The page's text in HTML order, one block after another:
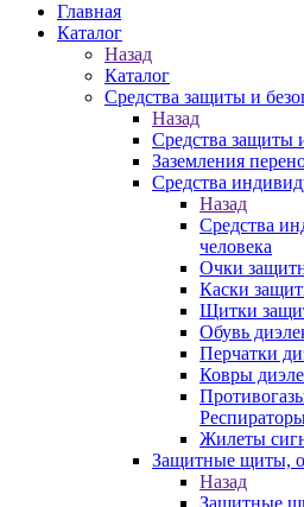
Главная
Каталог
Назад
Каталог
Средства защиты и
Назад
Средства защиты
Заземления
Средства
Назад
Средства
человека
Очки
Каски
Щитки
Обувь
Перчатки
Ковры
Жилеты
Защитные щиты,
Назад
Защитные